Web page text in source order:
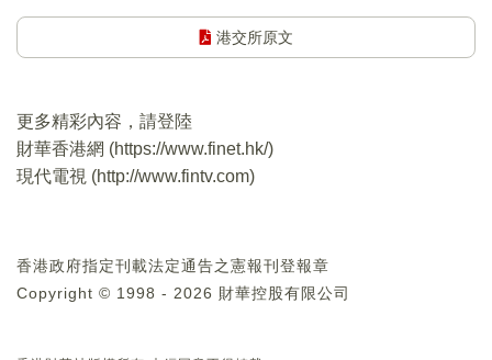
港交所原文
更多精彩內容，請登陸
財華香港網 (https://www.finet.hk/)
現代電視 (http://www.fintv.com)
香港政府指定刊載法定通告之憲報刊登報章
Copyright © 1998 - 2026 財華控股有限公司